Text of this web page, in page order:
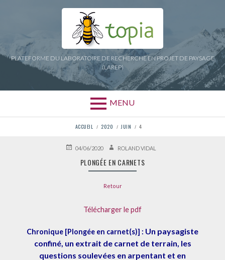
PLATEFORME DU LABORATOIRE DE RECHERCHE EN PROJET DE PAYSAGE
(LAREP)
MENU
D'ARIANE
ACCUEIL 2020 JUIN 4
PUBLIÉ04/06/2020 AUTEURROLAND VIDAL
PLONGÉE EN CARNETS
Retour
Télécharger le pdf
Chronique [Plongée en carnet(s)] : Un paysagiste
confiné, un extrait de carnet de terrain, les
questions soulevées en arpentant et en